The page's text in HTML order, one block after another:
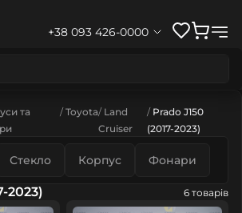
+38 093 426-0000
та
Toyota Land
Cruiser
Prado J150
(2017-2023)
Стекло Корпус Фонари
2023) 6 товарів